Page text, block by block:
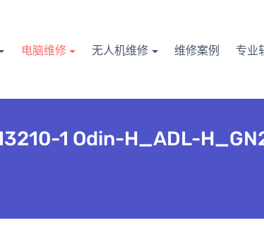
电脑维修 无人机维修 维修案例 专业
1 Odin-H_ADL-